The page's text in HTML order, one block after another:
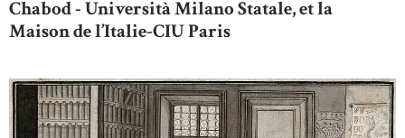
Chabod - Università Milano Statale, et la
Maison de l’Italie-CIU Paris